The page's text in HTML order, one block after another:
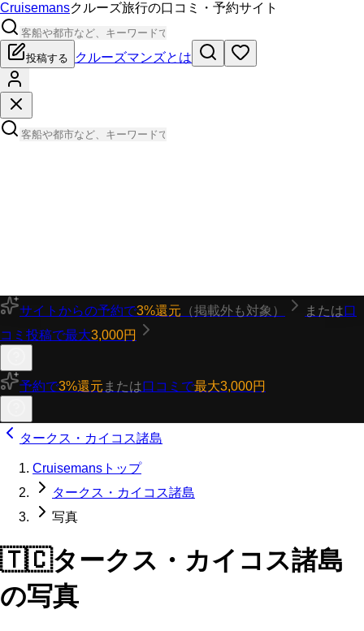
Cruisemansクルーズ旅行の口コミ・予約サイト
投稿する クルーズマンズとは
サイトからの予約で3%還元 （掲載外も対象） または口
コミ投稿で最大3,000円
予約で3%還元 または口コミで最大3,000円
タークス・カイコス諸島
Cruisemansトップ
タークス・カイコス諸島
写真
🇹🇨タークス・カイコス諸島
の写真